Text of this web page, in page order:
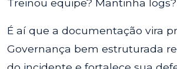
Treinou equipe? Mantinha logs?
É aí que a documentação vira
Governança bem estruturada